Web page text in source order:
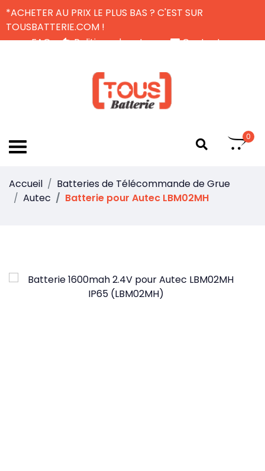
*ACHETER AU PRIX LE PLUS BAS ? C'EST SUR
TOUSBATTERIE.COM !
FAQ
Politique de retour
Contactez-nous
0
Accueil
Batteries de Télécommande de Grue
Autec
Batterie pour Autec LBM02MH